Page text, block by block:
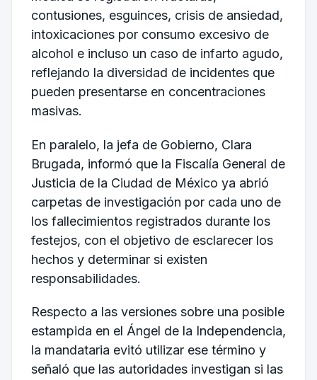
contusiones, esguinces, crisis de ansiedad,
intoxicaciones por consumo excesivo de
alcohol e incluso un caso de infarto agudo,
reflejando la diversidad de incidentes que
pueden presentarse en concentraciones
masivas.
En paralelo, la jefa de Gobierno, Clara
Brugada, informó que la Fiscalía General de
Justicia de la Ciudad de México ya abrió
carpetas de investigación por cada uno de
los fallecimientos registrados durante los
festejos, con el objetivo de esclarecer los
hechos y determinar si existen
responsabilidades.
Respecto a las versiones sobre una posible
estampida en el Ángel de la Independencia,
la mandataria evitó utilizar ese término y
señaló que las autoridades investigan si las